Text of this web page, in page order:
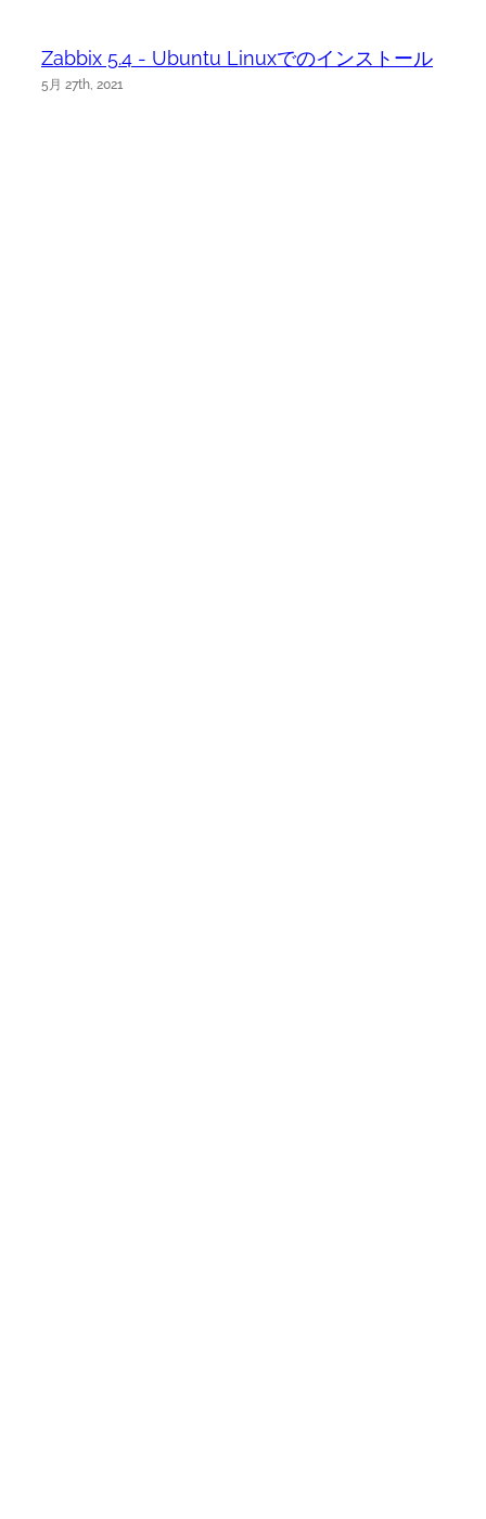
Zabbix 5.4 - Ubuntu Linuxでのインストール
5月 27th, 2021